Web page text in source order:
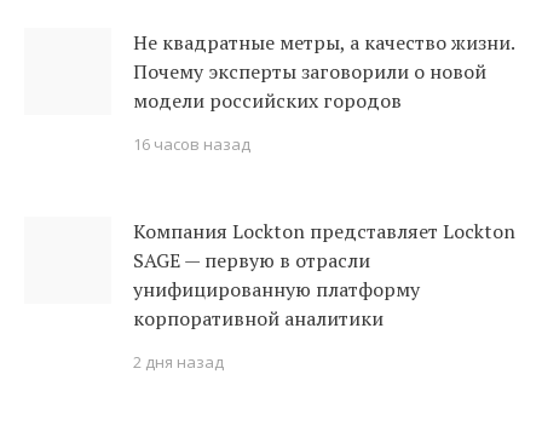
Не квадратные метры, а качество жизни.
Почему эксперты заговорили о новой
модели российских городов
16 часов назад
Компания Lockton представляет Lockton
SAGE — первую в отрасли
унифицированную платформу
корпоративной аналитики
2 дня назад